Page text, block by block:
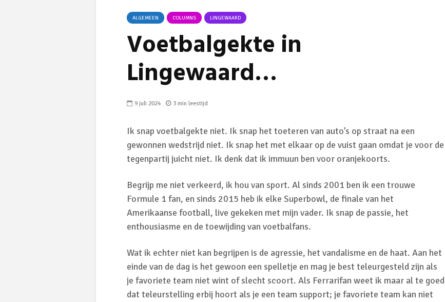
ALGEMEEN COLUMNS LINGEWAARD
Voetbalgekte in
Lingewaard…
9 juli 2024 3 min leestijd
Ik snap voetbalgekte niet. Ik snap het toeteren van auto’s op straat na een
gewonnen wedstrijd niet. Ik snap het met elkaar op de vuist gaan omdat je voor de
tegenpartij juicht niet. Ik denk dat ik immuun ben voor oranjekoorts.
Begrijp me niet verkeerd, ik hou van sport. Al sinds 2001 ben ik een trouwe
Formule 1 fan, en sinds 2015 heb ik elke Superbowl, de finale van het
Amerikaanse football, live gekeken met mijn vader. Ik snap de passie, het
enthousiasme en de toewijding van voetbalfans.
Wat ik echter niet kan begrijpen is de agressie, het vandalisme en de haat. Aan het
einde van de dag is het gewoon een spelletje en mag je best teleurgesteld zijn als
je favoriete team niet wint of slecht scoort. Als Ferrarifan weet ik maar al te goed
dat teleurstelling erbij hoort als je een team support; je favoriete team kan niet